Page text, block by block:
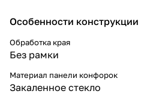
Особенности конструкции
Обработка края
Без рамки
Материал панели конфорок
Закаленное стекло